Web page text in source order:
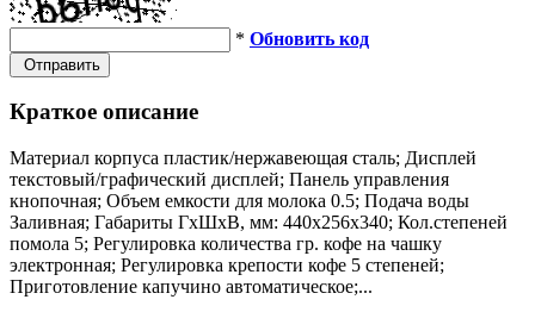
* Обновить код
Отправить
Краткое описание
Материал корпуса пластик/нержавеющая сталь; Дисплей
текстовый/графический дисплей; Панель управления
кнопочная; Объем емкости для молока 0.5; Подача воды
Заливная; Габариты ГхШхВ, мм: 440х256х340; Кол.степеней
помола 5; Регулировка количества гр. кофе на чашку
электронная; Регулировка крепости кофе 5 степеней;
Приготовление капучино автоматическое;...